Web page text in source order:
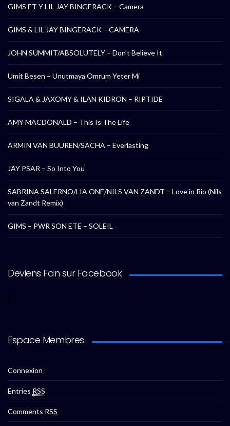
GIMS ET Y LIL JAY BINGERACK – Camera
GIMS & LIL JAY BINGERACK – CAMERA
JOHN SUMMIT/ABSOLUTELY – Don’t Believe It
Umit Besen – Unutmaya Omrum Yeter Mi
SIGALA & JAXOMY & ILAN KIDRON – RIPTIDE
AMY MACDONALD – This Is The Life
ARMIN VAN BUUREN/SACHA – Everlasting
JAY PSAR – So Into You
SABRINA SALERNO/LIA ONE/NILS VAN ZANDT – Love in Rio (Nils
van Zandt Remix)
GIMS – PWR SON ETE – SOLEIL
Deviens Fan sur Facebook
Espace Membres
Connexion
Entries RSS
Comments RSS